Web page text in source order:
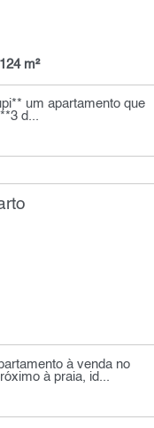
124 m²
um apartamento que
d...
à venda no
à praia, id...